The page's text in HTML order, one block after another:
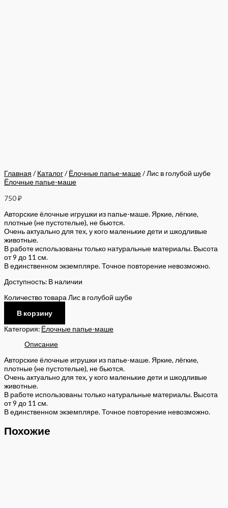
Главная / Каталог/ Ёлочные папье-маше/ Лис в голубой шубе
Ёлочные папье-маше
750₽
Авторские ёлочные игрушки из папье-маше. Яркие, лёгкие,
плотные (не пустотелые), не бьются.
Очень актуально для тех, у кого маленькие дети и шкодливые
животные.
В работе использованы только натуральные материалы. Высота
от 9 до 11 см.
В единственном экземпляре. Точное повторение невозможно.
Доступность: В наличии
Количество товара Лис в голубой шубе
В корзину
Категория: Ёлочные папье-маше
Описание
Авторские ёлочные игрушки из папье-маше. Яркие, лёгкие,
плотные (не пустотелые), не бьются.
Очень актуально для тех, у кого маленькие дети и шкодливые
животные.
В работе использованы только натуральные материалы. Высота
от 9 до 11 см.
В единственном экземпляре. Точное повторение невозможно.
Похожие